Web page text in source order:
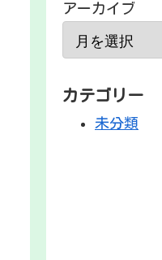
アーカイブ
カテゴリー
未分類